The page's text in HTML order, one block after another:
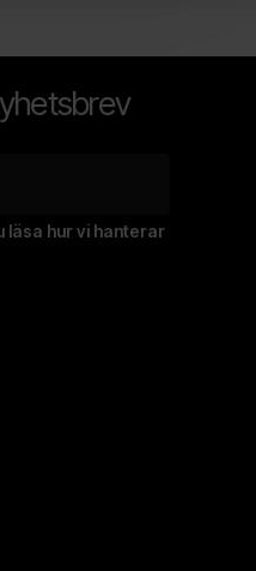
läsa hur vi hanterar